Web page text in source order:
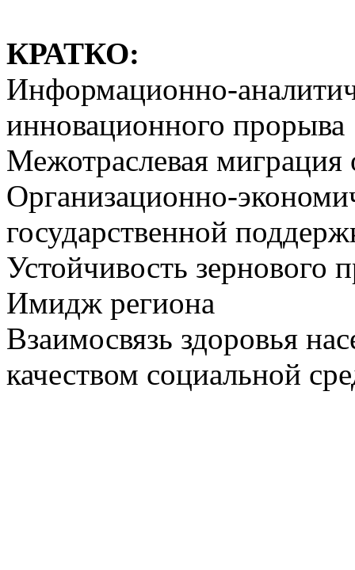
КРАТКО:
Информационно-
инновационного прорыва
Межотраслевая миграция
Организационно-
государственной
Устойчивость зернового
Имидж региона
Взаимосвязь здоровья
качеством социальной